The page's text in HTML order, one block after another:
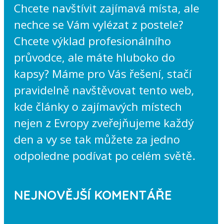
Chcete navštívit zajímavá místa, ale
nechce se Vám vylézat z postele?
Chcete výklad profesionálního
průvodce, ale máte hluboko do
kapsy? Máme pro Vás řešení, stačí
pravidelně navštěvovat tento web,
kde články o zajímavých místech
nejen z Evropy zveřejňujeme každý
den a vy se tak můžete za jedno
odpoledne podívat po celém světě.
NEJNOVĚJŠÍ KOMENTÁŘE